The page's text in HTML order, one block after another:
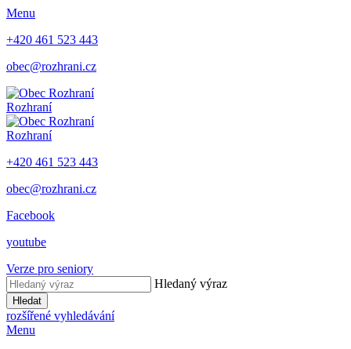
Menu
+420 461 523 443
obec@rozhrani.cz
Rozhraní
Rozhraní
+420 461 523 443
obec@rozhrani.cz
Facebook
youtube
Verze pro seniory
Hledaný výraz
Hledat
rozšířené vyhledávání
Menu